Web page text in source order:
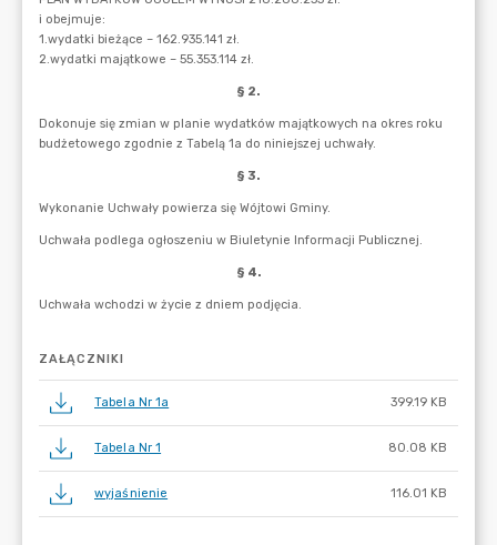
ZAŁĄCZNIKI
Tabela Nr 1a 399.19 KB
Tabela Nr 1 80.08 KB
wyjaśnienie 116.01 KB